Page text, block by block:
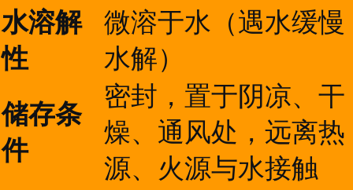
水溶解
性
微溶于水（遇水缓慢
水解）
储存条
件
密封，置于阴凉、干
燥、通风处，远离热
源、火源与水接触